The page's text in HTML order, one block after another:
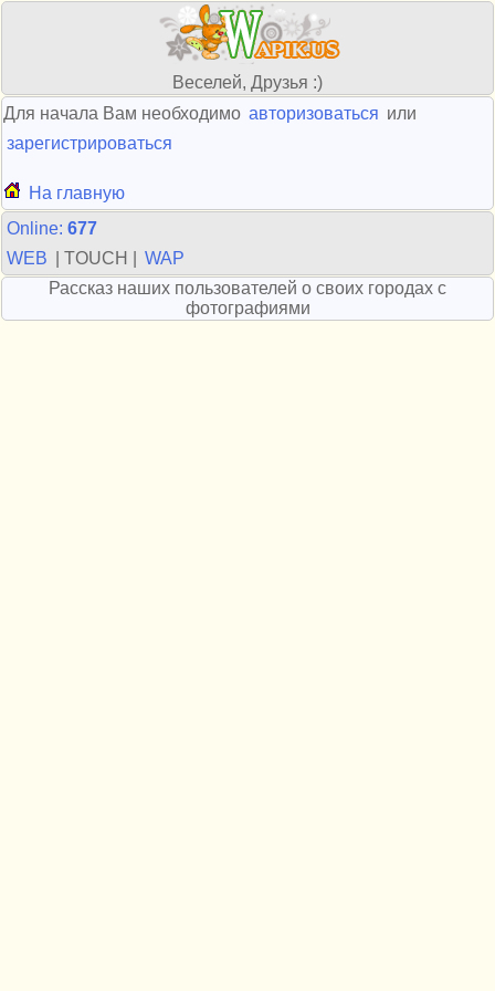
Веселей, Друзья :)
Для начала Вам необходимо авторизоваться или
зарегистрироваться
На главную
Online: 677
WEB
| TOUCH |
WAP
Рассказ наших пользователей о своих городах с
фотографиями